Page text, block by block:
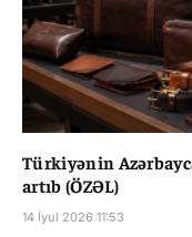
Türkiyənin
artıb (ÖZƏL)
14 İyul 2026 11:53